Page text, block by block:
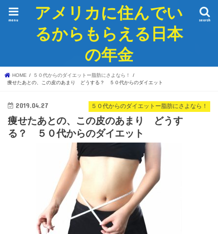
アメリカに住んでい
るからもらえる日本
の年金
search
menu
HOME
５０代からのダイエットー脂肪にさよなら！
痩せたあとの、この皮のあまり どうする？ ５０代からのダイエット
５０代からのダイエットー脂肪にさよなら！
2019.04.27
痩せたあとの、この皮のあまり どうす
る？ ５０代からのダイエット